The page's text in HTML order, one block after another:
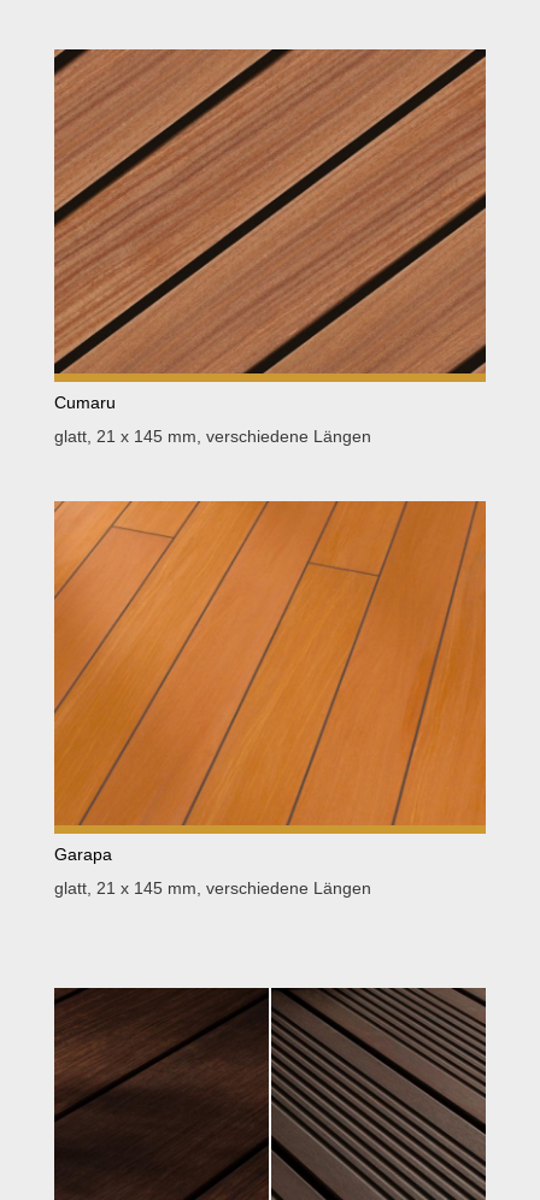
Cumaru
glatt, 21 x 145 mm, verschiedene Längen
Garapa
glatt, 21 x 145 mm, verschiedene Längen